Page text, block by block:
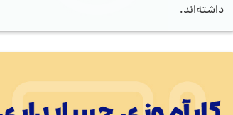
داشته‌اند.